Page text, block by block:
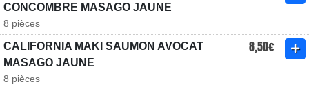
CONCOMBRE MASAGO JAUNE
8 pièces
CALIFORNIA MAKI SAUMON AVOCAT
MASAGO JAUNE
8,50€
8 pièces